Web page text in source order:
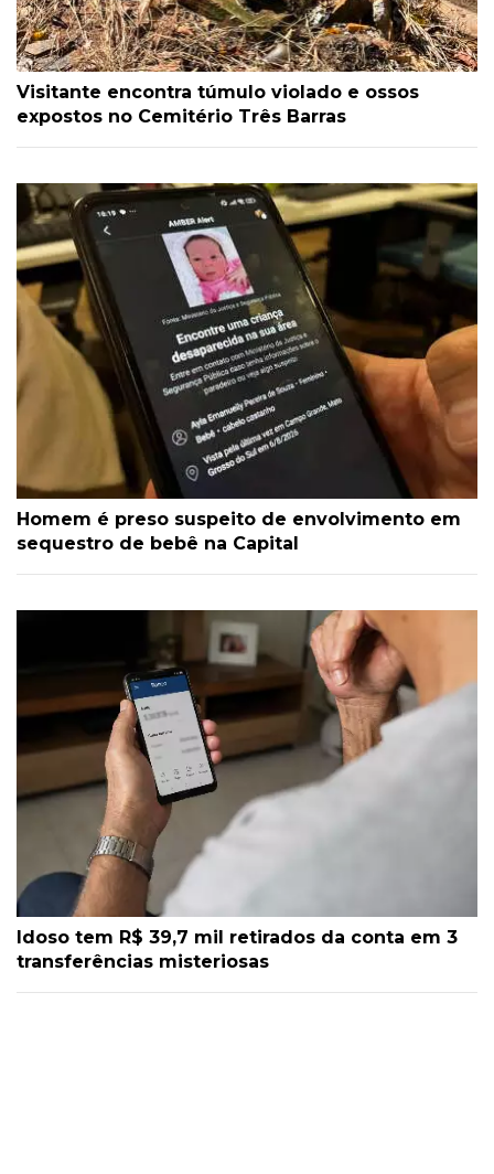
Visitante encontra túmulo violado e ossos
expostos no Cemitério Três Barras
Homem é preso suspeito de envolvimento em
sequestro de bebê na Capital
Idoso tem R$ 39,7 mil retirados da conta em 3
transferências misteriosas